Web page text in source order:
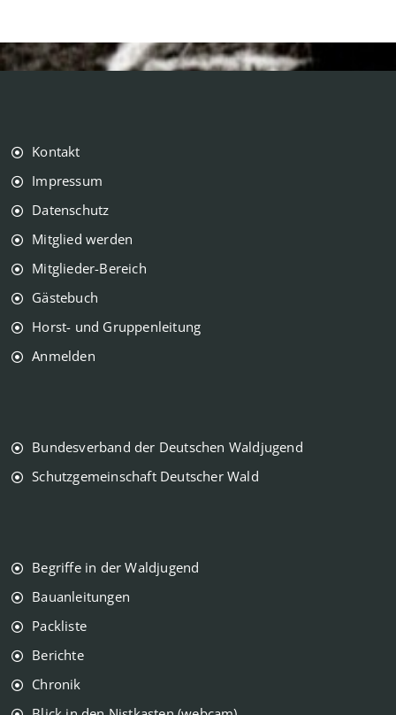
Kontakt
Impressum
Datenschutz
Mitglied werden
Mitglieder-Bereich
Gästebuch
Horst- und Gruppenleitung
Anmelden
Bundesverband der Deutschen Waldjugend
Schutzgemeinschaft Deutscher Wald
Begriffe in der Waldjugend
Bauanleitungen
Packliste
Berichte
Chronik